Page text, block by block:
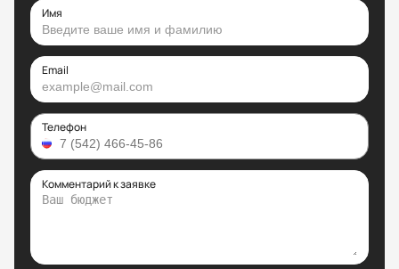
Имя
Email
Телефон
Комментарий к заявке